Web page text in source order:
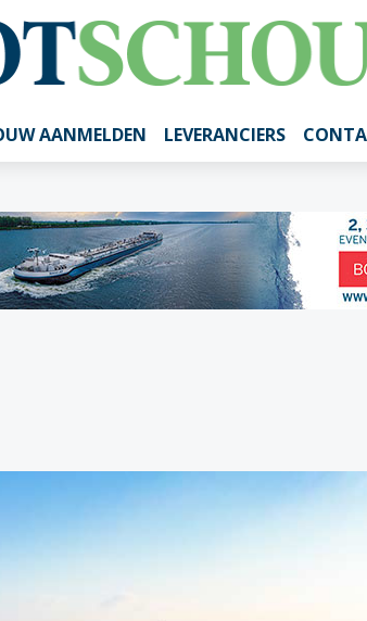
AANMELDEN LEVERANCIERS